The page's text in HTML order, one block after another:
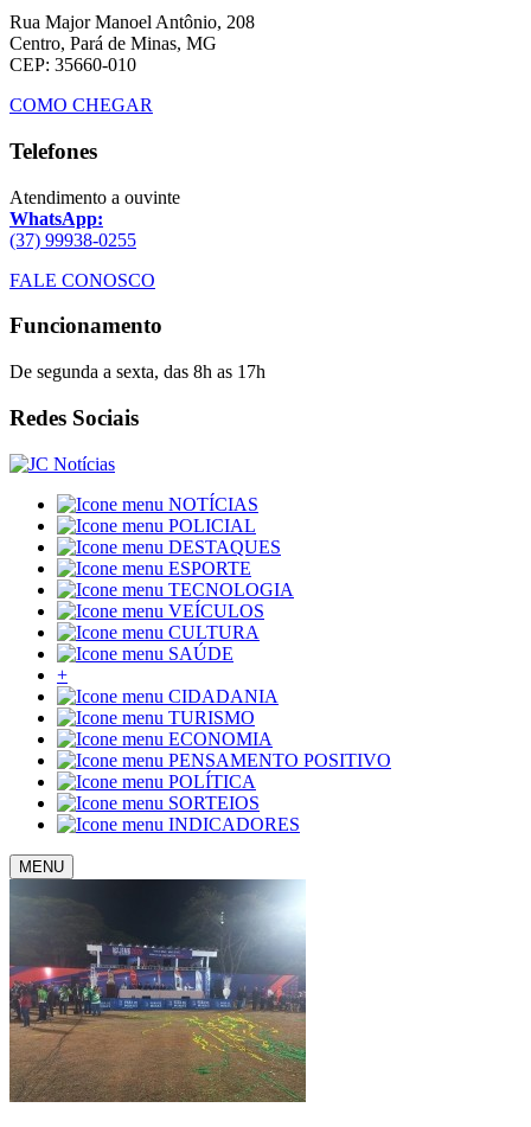
Rua Major Manoel Antônio, 208
Centro, Pará de Minas, MG
CEP: 35660-010
COMO CHEGAR
Telefones
Atendimento a ouvinte
WhatsApp:
(37) 99938-0255
FALE CONOSCO
Funcionamento
De segunda a sexta, das 8h as 17h
Redes Sociais
NOTÍCIAS
POLICIAL
DESTAQUES
ESPORTE
TECNOLOGIA
VEÍCULOS
CULTURA
SAÚDE
+
CIDADANIA
TURISMO
ECONOMIA
PENSAMENTO POSITIVO
POLÍTICA
SORTEIOS
INDICADORES
MENU